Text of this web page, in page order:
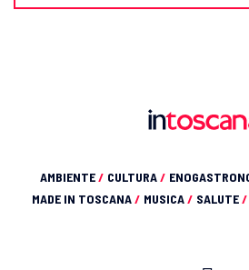
AMBIENTE/ CULTURA/
MADE IN TOSCANA/ MUSICA/ SALUTE/